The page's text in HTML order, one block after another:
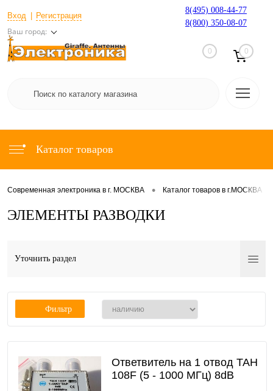
Вход Регистрация
Ваш город:
8(495) 008-44-77
8(800) 350-08-07
0 0
Каталог товаров
Современная электроника в г. МОСКВА • Каталог товаров в г.МОСКВА
ЭЛЕМЕНТЫ РАЗВОДКИ
Уточнить раздел
Фильтр
Ответвитель на 1 отвод TAH
108F (5 - 1000 МГц) 8dB